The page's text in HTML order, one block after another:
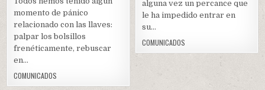
momento de pánico
relacionado con las llaves:
palpar los bolsillos
frenéticamente, rebuscar
en…
COMUNICADOS
alguna vez un percance que
le ha impedido entrar en
su…
COMUNICADOS